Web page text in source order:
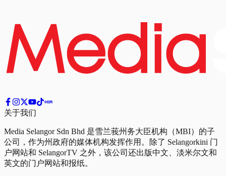
关于我们
Media Selangor Sdn Bhd 是雪兰莪州务大臣机构（MBI）的子
公司，作为州政府的媒体机构发挥作用。除了 Selangorkini 门
户网站和 SelangorTV 之外，该公司还出版中文、淡米尔文和
英文的门户网站和报纸。